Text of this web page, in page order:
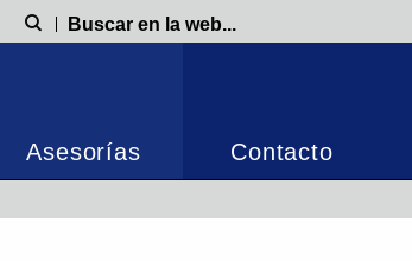
Búsqueda
Asesorías Contacto